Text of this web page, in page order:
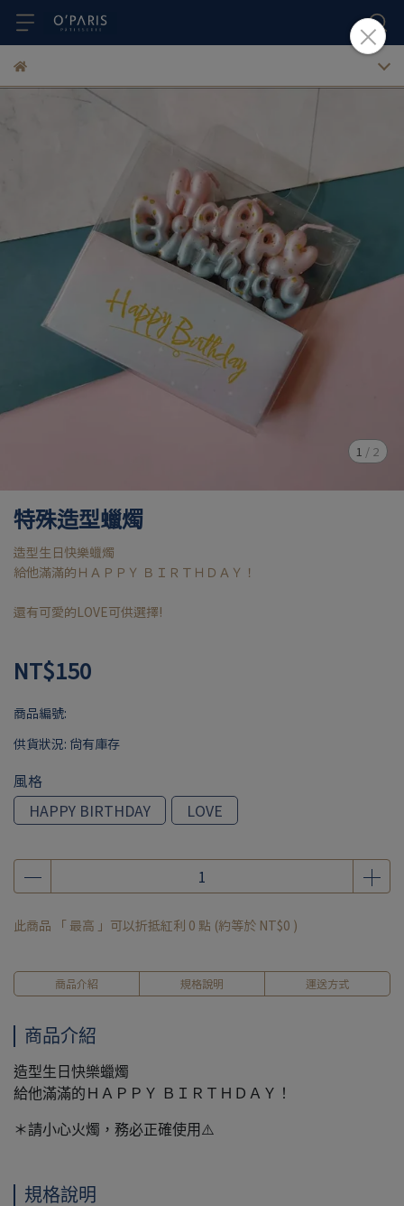
1 / 2
特殊造型蠟燭
造型生日快樂蠟燭
給他滿滿的ＨＡＰＰＹ ＢＩＲＴＨＤＡＹ！
還有可愛的LOVE可供選擇!
NT$150
商品編號:
供貨狀況: 尚有庫存
風格
HAPPY BIRTHDAY
LOVE
此商品 「 最高 」可以折抵紅利 0 點 (約等於 NT$0 )
商品介紹 規格說明 運送方式
商品介紹
造型生日快樂蠟燭
給他滿滿的ＨＡＰＰＹ ＢＩＲＴＨＤＡＹ！
＊請小心火燭，務必正確使用⚠️
規格說明